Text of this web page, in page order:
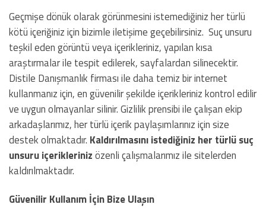
Geçmişe dönük olarak görünmesini istemediğiniz her türlü
kötü içeriğiniz için bizimle iletişime geçebilirsiniz. Suç unsuru
teşkil eden görüntü veya içerikleriniz, yapılan kısa
araştırmalar ile tespit edilerek, sayfalardan silinecektir.
Distile Danışmanlık firması ile daha temiz bir internet
kullanmanız için, en güvenilir şekilde içerikleriniz kontrol edilir
ve uygun olmayanlar silinir. Gizlilik prensibi ile çalışan ekip
arkadaşlarımız, her türlü içerik paylaşımlarınız için size
destek olmaktadır. Kaldırılmasını istediğiniz her türlü suç
unsuru içeriklerinizözenli çalışmalarımız ile sitelerden
kaldırılmaktadır.
Güvenilir Kullanım İçin Bize Ulaşın